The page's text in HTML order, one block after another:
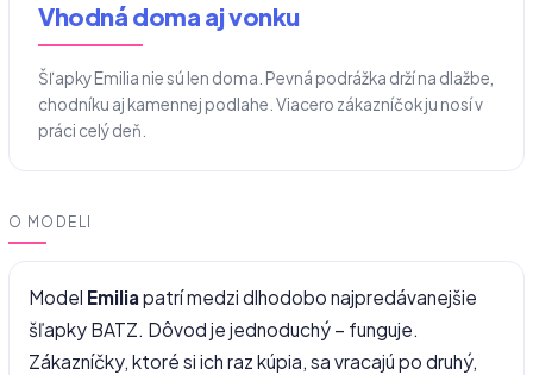
Vhodná doma aj vonku
Šľapky Emilia nie sú len doma. Pevná podrážka drží na dlažbe,
chodníku aj kamennej podlahe. Viacero zákazníčok ju nosí v
práci celý deň.
O MODELI
Model Emiliapatrí medzi dlhodobo najpredávanejšie
šľapky BATZ. Dôvod je jednoduchý – funguje.
Zákazníčky, ktoré si ich raz kúpia, sa vracajú po druhý,